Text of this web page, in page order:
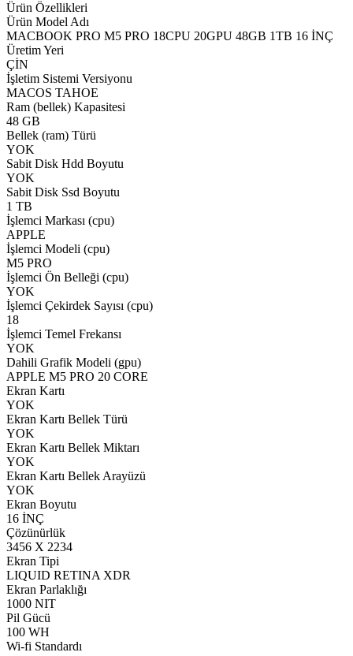
Ürün Özellikleri
Ürün Model Adı
MACBOOK PRO M5 PRO 18CPU 20GPU 48GB 1TB 16 İNÇ
Üretim Yeri
ÇİN
İşletim Sistemi Versiyonu
MACOS TAHOE
Ram (bellek) Kapasitesi
48 GB
Bellek (ram) Türü
YOK
Sabit Disk Hdd Boyutu
YOK
Sabit Disk Ssd Boyutu
1 TB
İşlemci Markası (cpu)
APPLE
İşlemci Modeli (cpu)
M5 PRO
İşlemci Ön Belleği (cpu)
YOK
İşlemci Çekirdek Sayısı (cpu)
18
İşlemci Temel Frekansı
YOK
Dahili Grafik Modeli (gpu)
APPLE M5 PRO 20 CORE
Ekran Kartı
YOK
Ekran Kartı Bellek Türü
YOK
Ekran Kartı Bellek Miktarı
YOK
Ekran Kartı Bellek Arayüzü
YOK
Ekran Boyutu
16 İNÇ
Çözünürlük
3456 X 2234
Ekran Tipi
LIQUID RETINA XDR
Ekran Parlaklığı
1000 NIT
Pil Gücü
100 WH
Wi-fi Standardı